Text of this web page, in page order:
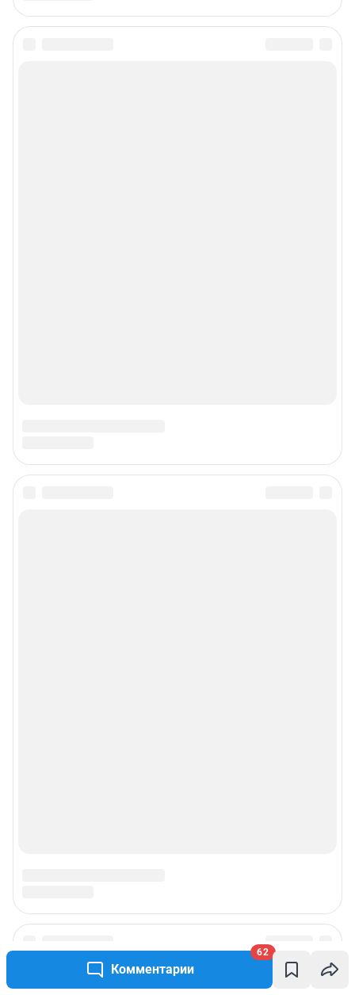
Комментарии
62